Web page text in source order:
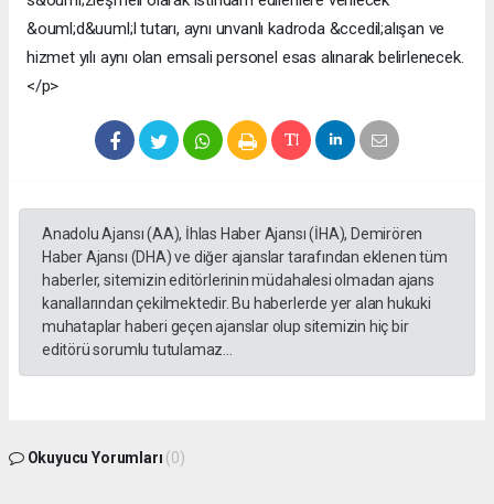
Anadolu Ajansı (AA), İhlas Haber Ajansı (İHA), Demirören
Haber Ajansı (DHA) ve diğer ajanslar tarafından eklenen tüm
haberler, sitemizin editörlerinin müdahalesi olmadan ajans
kanallarından çekilmektedir. Bu haberlerde yer alan hukuki
muhataplar haberi geçen ajanslar olup sitemizin hiç bir
editörü sorumlu tutulamaz...
Okuyucu Yorumları (0)